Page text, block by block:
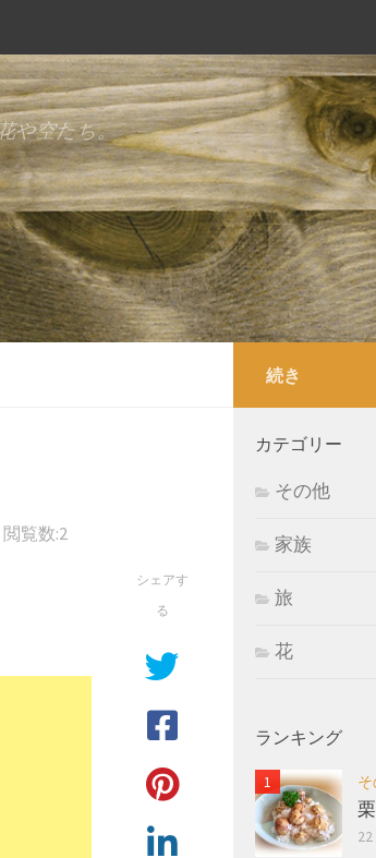
や空たち。
閲覧数:2
シェアす
る
続き
カテゴリー
その他
家族
旅
花
ランキング